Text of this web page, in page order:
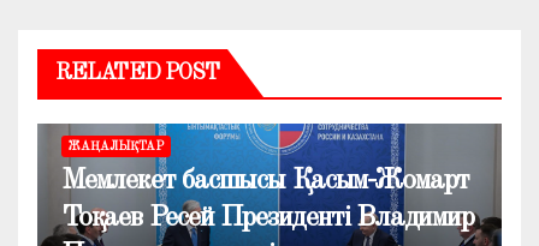
RELATED POST
ЖАҢАЛЫҚТАР
Мемлекет басшысы Қасым-Жомарт
Тоқаев Ресей Президенті Владимир